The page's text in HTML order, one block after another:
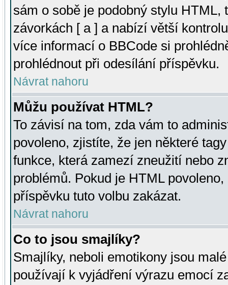
sám o sobě je podobný stylu HTML,
závorkách [ a ] a nabízí větší
více informací o BBCode si
prohlédnout při odesílání příspěvku.
Návrat nahoru
Můžu používat HTML?
To závisí na tom, zda vám to
povoleno, zjistíte, že jen některé
funkce, která zamezí zneužití nebo
problémů. Pokud je HTML
příspěvku tuto volbu zakázat.
Návrat nahoru
Co to jsou smajlíky?
Smajlíky, neboli emotikony jsou
používají k vyjádření výrazu emocí